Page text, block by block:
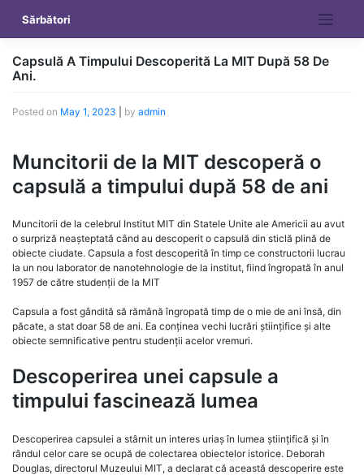
content
Sărbători
Capsulă A Timpului Descoperită La MIT După 58 De
Ani.
Posted on May 1, 2023 by admin
Muncitorii de la MIT descoperă o
capsulă a timpului după 58 de ani
Muncitorii de la celebrul Institut MIT din Statele Unite ale Americii au avut
o surpriză neașteptată când au descoperit o capsulă din sticlă plină de
obiecte ciudate. Capsula a fost descoperită în timp ce constructorii lucrau
la un nou laborator de nanotehnologie de la institut, fiind îngropată în anul
1957 de către studenții de la MIT
Capsula a fost gândită să rămână îngropată timp de o mie de ani însă, din
păcate, a stat doar 58 de ani. Ea conținea vechi lucrări științifice și alte
obiecte semnificative pentru studenții acelor vremuri.
Descoperirea unei capsule a
timpului fascinează lumea
Descoperirea capsulei a stârnit un interes uriaș în lumea științifică și în
rândul celor care se ocupă de colectarea obiectelor istorice. Deborah
Douglas, directorul Muzeului MIT, a declarat că această descoperire este